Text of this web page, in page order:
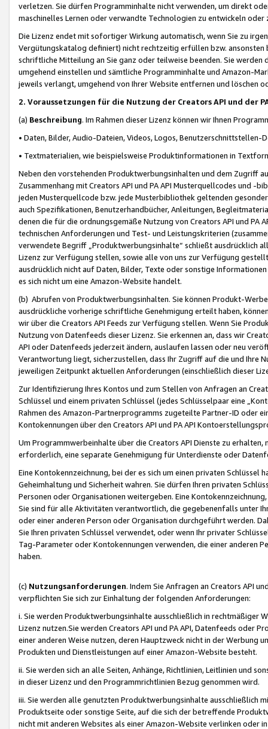
verletzen. Sie dürfen Programminhalte nicht verwenden, um direkt
maschinelles Lernen oder verwandte Technologien zu entwickeln
Die Lizenz endet mit sofortiger Wirkung automatisch, wenn Sie zu
Vergütungskatalog definiert) nicht rechtzeitig erfüllen bzw. ansonsten
schriftliche Mitteilung an Sie ganz oder teilweise beenden. Sie werden
umgehend einstellen und sämtliche Programminhalte und Amazon-
jeweils verlangt, umgehend von Ihrer Website entfernen und löschen
2. Voraussetzungen für die Nutzung der Creators API und der
(a) Beschreibung. Im Rahmen dieser Lizenz können wir Ihnen
• Daten, Bilder, Audio-Dateien, Videos, Logos, Benutzerschnittstellen-
• Textmaterialien, wie beispielsweise Produktinformationen in
Neben den vorstehenden Produktwerbungsinhalten und dem Zugriff
Zusammenhang mit Creators API und PA API Musterquellcodes und
jeden Musterquellcode bzw. jede Musterbibliothek geltenden
auch Spezifikationen, Benutzerhandbücher, Anleitungen,
denen die für die ordnungsgemäße Nutzung von Creators API und PA
technischen Anforderungen und Test- und Leistungskriterien
verwendete Begriff „Produktwerbungsinhalte“ schließt ausdrücklich
Lizenz zur Verfügung stellen, sowie alle von uns zur Verfügung
ausdrücklich nicht auf Daten, Bilder, Texte oder sonstige
es sich nicht um eine Amazon-Website handelt.
(b) Abrufen von Produktwerbungsinhalten. Sie können Produkt-
ausdrückliche vorherige schriftliche Genehmigung erteilt haben,
wir über die Creators API Feeds zur Verfügung stellen. Wenn Sie
Nutzung von Datenfeeds dieser Lizenz. Sie erkennen an, dass wir
API oder Datenfeeds jederzeit ändern, auslaufen lassen oder neu
Verantwortung liegt, sicherzustellen, dass Ihr Zugriff auf die und Ihre
jeweiligen Zeitpunkt aktuellen Anforderungen (einschließlich dieser
Zur Identifizierung Ihres Kontos und zum Stellen von Anfragen an
Schlüssel und einem privaten Schlüssel (jedes Schlüsselpaar eine
Rahmen des Amazon-Partnerprogramms zugeteilte Partner-ID oder
Kontokennungen über den Creators API und PA API
Um Programmwerbeinhalte über die Creators API Dienste zu
erforderlich, eine separate Genehmigung für Unterdienste oder
Eine Kontokennzeichnung, bei der es sich um einen privaten
Geheimhaltung und Sicherheit wahren. Sie dürfen Ihren privaten
Personen oder Organisationen weitergeben. Eine
Sie sind für alle Aktivitäten verantwortlich, die gegebenenfalls unter
oder einer anderen Person oder Organisation durchgeführt werden.
Sie Ihren privaten Schlüssel verwendet, oder wenn Ihr privater
Tag-Parameter oder Kontokennungen verwenden, die einer anderen
haben.
(c) Nutzungsanforderungen. Indem Sie Anfragen an Creators API
verpflichten Sie sich zur Einhaltung der folgenden Anforderungen:
i. Sie werden Produktwerbungsinhalte ausschließlich in rechtmäßiger
Lizenz nutzen.Sie werden Creators API und PA API, Datenfeeds oder
einer anderen Weise nutzen, deren Hauptzweck nicht in der Werbung
Produkten und Dienstleistungen auf einer Amazon-Website besteht.
ii. Sie werden sich an alle Seiten, Anhänge, Richtlinien, Leitlinien und
in dieser Lizenz und den Programmrichtlinien Bezug genommen wird.
iii. Sie werden alle genutzten Produktwerbungsinhalte ausschließlich
Produktseite oder sonstige Seite, auf die sich der betreffende
nicht mit anderen Websites als einer Amazon-Website verlinken oder